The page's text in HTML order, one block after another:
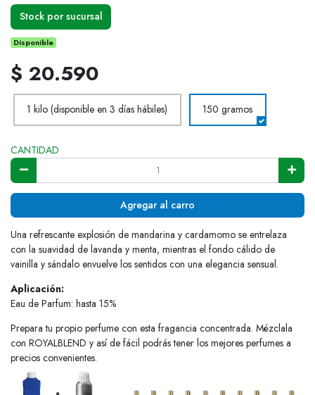
Stock por sucursal
Disponible
$ 20.590
1 kilo (disponible en 3 días hábiles) 150 gramos
CANTIDAD
Agregar al carro
Una refrescante explosión de mandarina y cardamomo se entrelaza
con la suavidad de lavanda y menta, mientras el fondo cálido de
vainilla y sándalo envuelve los sentidos con una elegancia sensual.
Aplicación:
Eau de Parfum: hasta 15%
Prepara tu propio perfume con esta fragancia concentrada. Mézclala
con ROYALBLEND y así de fácil podrás tener los mejores perfumes a
precios convenientes.